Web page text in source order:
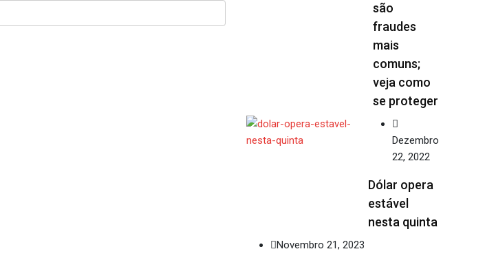
são
fraudes
mais
comuns;
veja como
se proteger
Dezembro
22, 2022
Dólar opera
estável
nesta quinta
Novembro 21, 2023